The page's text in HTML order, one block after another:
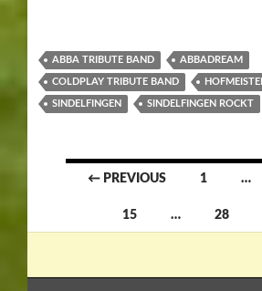
ABBA TRIBUTE BAND ABBADREAM
COLDPLAY TRIBUTE BAND
SINDELFINGEN SINDELFINGEN ROCKT
Posts
navigation
← PREVIOUS 1 …
15 … 28